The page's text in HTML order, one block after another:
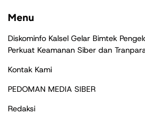
Menu
Diskominfo Kalsel Gelar Bimtek
Perkuat Keamanan Siber dan
Kontak Kami
PEDOMAN MEDIA SIBER
Redaksi